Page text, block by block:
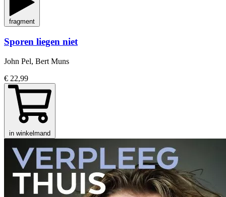
fragment
Sporen liegen niet
John Pel, Bert Muns
€ 22,99
in winkelmand